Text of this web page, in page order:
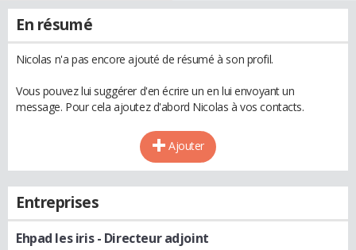
En résumé
Nicolas n'a pas encore ajouté de résumé à son profil.
Vous pouvez lui suggérer d'en écrire un en lui envoyant un
message. Pour cela ajoutez d'abord Nicolas à vos contacts.
Ajouter
Entreprises
Ehpad les iris- Directeur adjoint